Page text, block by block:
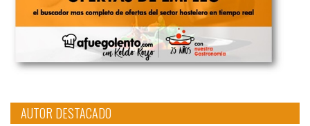
AUTOR DESTACADO